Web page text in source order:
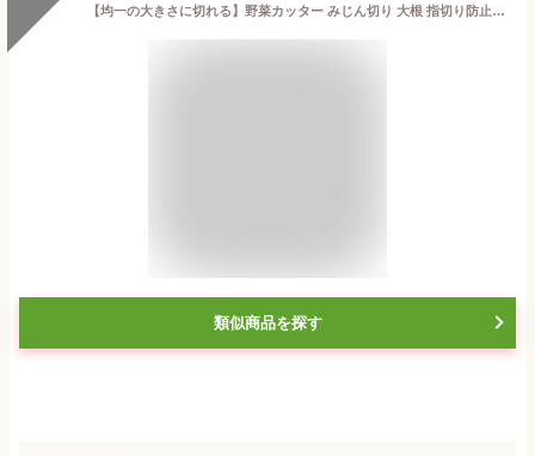
【均一の大きさに切れる】野菜カッター みじん切り 大根 指切り防止 スライサー キッチン 料理 離乳食作る 料理時短 耐久 調理器 人参 サラダ 玉ねぎ 野菜スライサー 野菜チョッパー 卵スライサー 家庭用 ゆで卵 果物 滑り止め
類似商品を探す